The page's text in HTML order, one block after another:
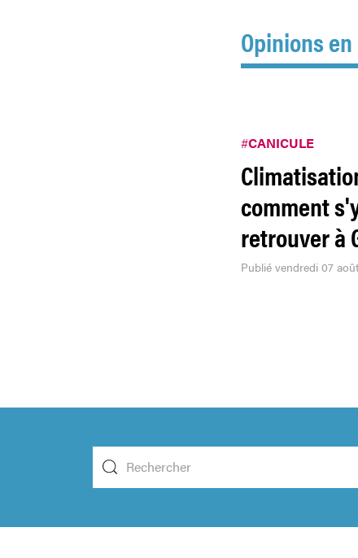
Opinions
#CANICULE
comment
retrouver à
Publié vendredi 07